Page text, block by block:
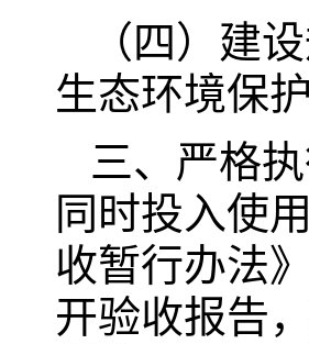
（四）建
生态环境保
三、严格
同时投入使
收暂行办法
开验收报告